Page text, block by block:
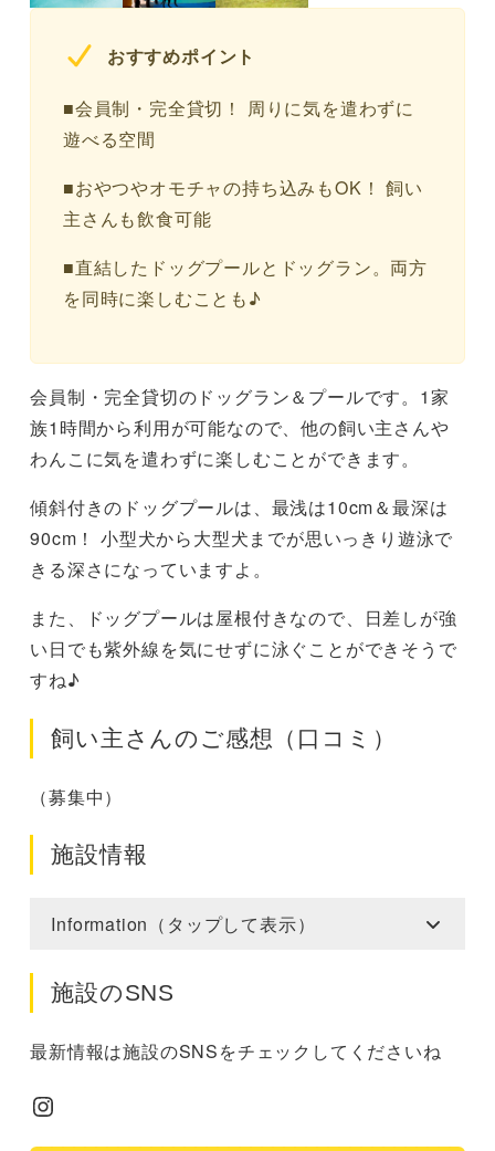
おすすめポイント
■会員制・完全貸切！ 周りに気を遣わずに
遊べる空間
■おやつやオモチャの持ち込みもOK！ 飼い
主さんも飲食可能
■直結したドッグプールとドッグラン。両方
を同時に楽しむことも♪
会員制・完全貸切のドッグラン＆プールです。1家
族1時間から利用が可能なので、他の飼い主さんや
わんこに気を遣わずに楽しむことができます。
傾斜付きのドッグプールは、最浅は10cm＆最深は
90cm！ 小型犬から大型犬までが思いっきり遊泳で
きる深さになっていますよ。
また、ドッグプールは屋根付きなので、日差しが強
い日でも紫外線を気にせずに泳ぐことができそうで
すね♪
飼い主さんのご感想（口コミ）
（募集中）
施設情報
Information（タップして表示）
施設のSNS
最新情報は施設のSNSをチェックしてくださいね
Instagram